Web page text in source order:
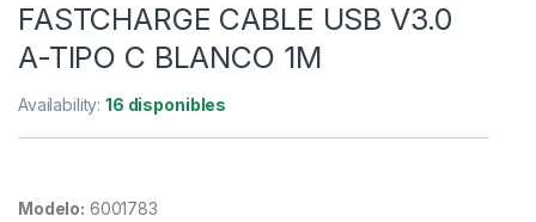
FASTCHARGE CABLE USB V3.0
A-TIPO C BLANCO 1M
Availability:16 disponibles
Modelo: 6001783